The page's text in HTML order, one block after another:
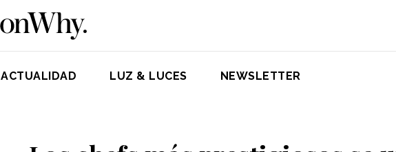
ACTUALIDAD LUZ & LUCES NEWSLETTER